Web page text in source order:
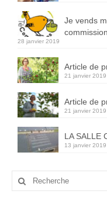
Je vends
28 janvier 2019
Article de
21 janvier 2019
Article de
21 janvier 2019
LA SALLE
13 janvier 2019
Rechercher